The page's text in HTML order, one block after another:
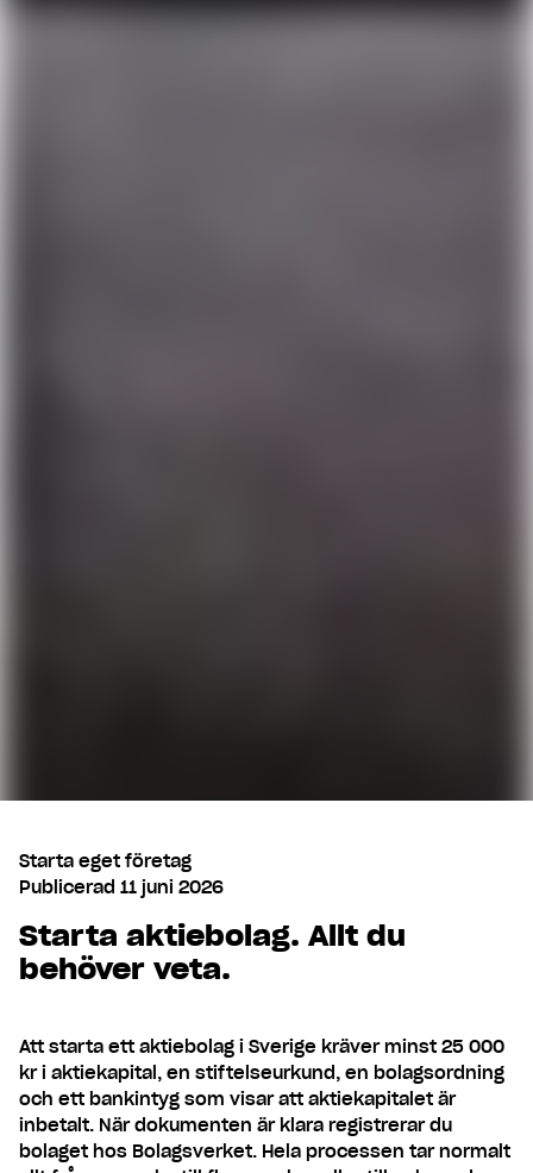
Starta eget företag
Publicerad 11 juni 2026
Starta aktiebolag. Allt du
behöver veta.
Att starta ett aktiebolag i Sverige kräver minst 25 000
kr i aktiekapital, en stiftelseurkund, en bolagsordning
och ett bankintyg som visar att aktiekapitalet är
inbetalt. När dokumenten är klara registrerar du
bolaget hos Bolagsverket. Hela processen tar normalt